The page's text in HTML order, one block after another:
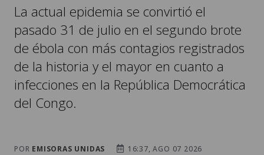
La actual epidemia se convirtió el
pasado 31 de julio en el segundo brote
de ébola con más contagios registrados
de la historia y el mayor en cuanto a
infecciones en la República Democrática
del Congo.
POR EMISORAS UNIDAS
16:37, AGO 07 2026